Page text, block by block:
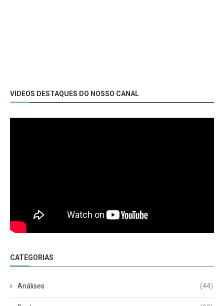
VIDEOS DESTAQUES DO NOSSO CANAL
CATEGORIAS
Análises (44)